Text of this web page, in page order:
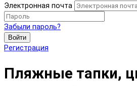
Электронная почта
Забыли пароль?
Войти
Регистрация
Пляжные тапки,